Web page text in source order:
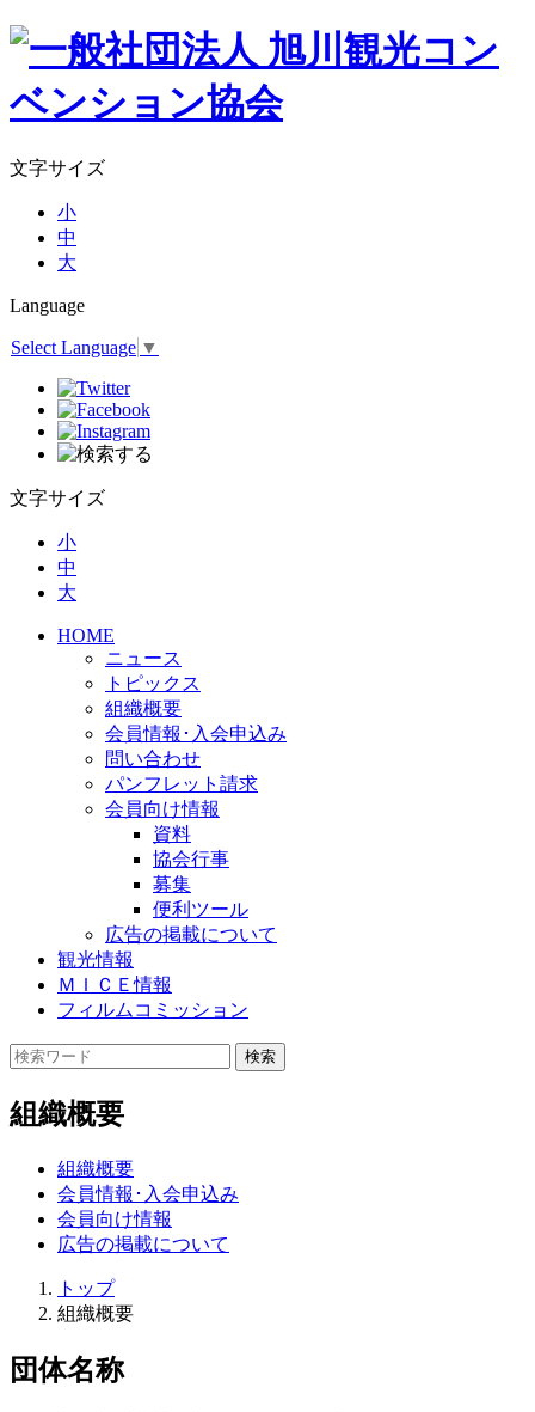
文字サイズ
小
中
大
Language
Select Language ▼
文字サイズ
小
中
大
HOME
ニュース
トピックス
組織概要
会員情報･入会申込み
問い合わせ
パンフレット請求
会員向け情報
資料
協会行事
募集
便利ツール
広告の掲載について
観光情報
ＭＩＣＥ情報
フィルムコミッション
組織概要
組織概要
会員情報･入会申込み
会員向け情報
広告の掲載について
トップ
組織概要
団体名称